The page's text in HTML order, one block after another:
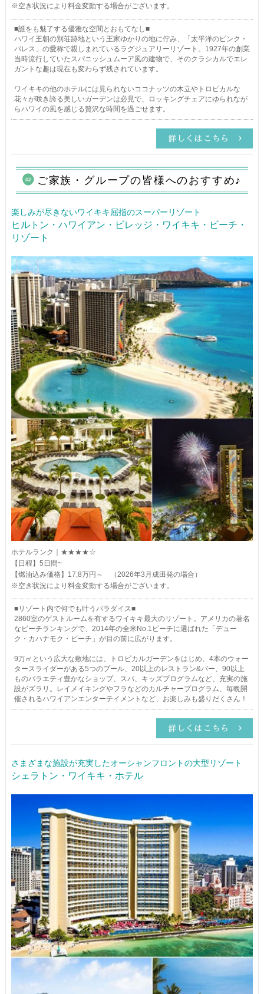
※空き状況により料金変動する場合がございます。
■誰をも魅了する優雅な空間とおもてなし■
ハワイ王朝の別荘跡地という王家ゆかりの地に佇み、「太平洋のピンク・
パレス」の愛称で親しまれているラグジュアリーリゾート。1927年の創業
当時流行していたスパニッシュムーア風の建物で、そのクラシカルでエレ
ガントな趣は現在も変わらず残されています。
ワイキキの他のホテルには見られないココナッツの木立やトロピカルな
花々が咲き誇る美しいガーデンは必見で、ロッキングチェアにゆられなが
らハワイの風を感じる贅沢な時間を過ごせます。
ご家族・グループの皆様へのおすすめ♪
楽しみが尽きないワイキキ屈指のスーパーリゾート
ヒルトン・ハワイアン・ビレッジ・ワイキキ・ビーチ・
リゾート
ホテルランク｜★★★★☆
【日程】5日間~
【燃油込み価格】17,8万円～ （2026年3月成田発の場合）
※空き状況により料金変動する場合がございます。
■リゾート内で何でも叶うパラダイス■
2860室のゲストルームを有するワイキキ最大のリゾート。アメリカの著名
なビーチランキングで、2014年の全米No.1ビーチに選ばれた「デュー
ク・カハナモク・ビーチ」が目の前に広がります。
9万㎡という広大な敷地には、トロピカルガーデンをはじめ、4本のウォー
タースライダーがある5つのプール、20以上のレストラン&バー、90以上
ものバラエティ豊かなショップ、スパ、キッズプログラムなど、充実の施
設がズラリ。レイメイキングやフラなどのカルチャープログラム、毎晩開
催されるハワイアンエンターテイメントなど、お楽しみも盛りだくさん！
さまざまな施設が充実したオーシャンフロントの大型リゾート
シェラトン・ワイキキ・ホテル